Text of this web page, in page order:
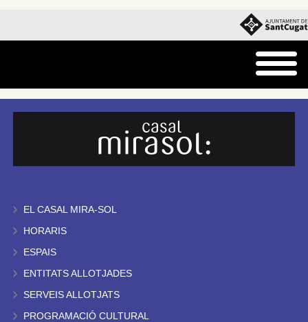
EL CASAL MIRA-SOL
HORARIS
ESPAIS
ENTITATS ALLOTJADES
SERVEIS ALLOTJATS
PROGRAMACIÓ CULTURAL